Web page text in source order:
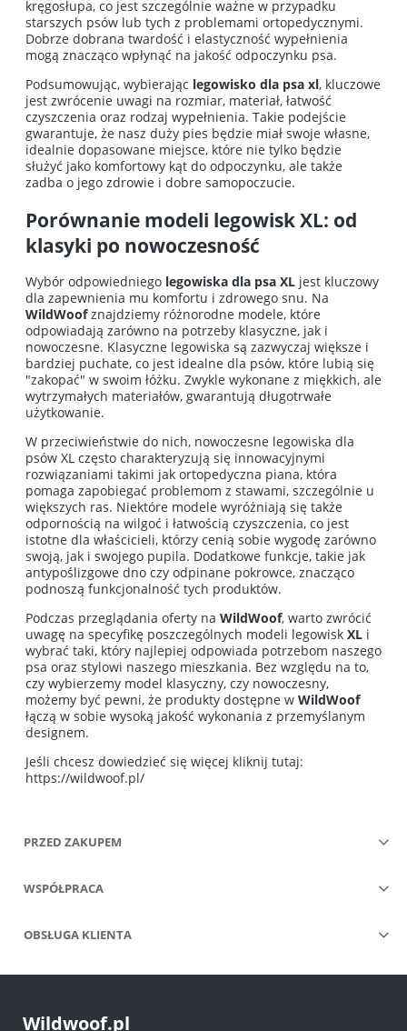
kręgosłupa, co jest szczególnie ważne w przypadku
starszych psów lub tych z problemami ortopedycznymi.
Dobrze dobrana twardość i elastyczność wypełnienia
mogą znacząco wpłynąć na jakość odpoczynku psa.
Podsumowując, wybierając legowisko dla psa xl, kluczowe
jest zwrócenie uwagi na rozmiar, materiał, łatwość
czyszczenia oraz rodzaj wypełnienia. Takie podejście
gwarantuje, że nasz duży pies będzie miał swoje własne,
idealnie dopasowane miejsce, które nie tylko będzie
służyć jako komfortowy kąt do odpoczynku, ale także
zadba o jego zdrowie i dobre samopoczucie.
Porównanie modeli legowisk XL: od
klasyki po nowoczesność
Wybór odpowiedniego legowiska dla psa XL jest kluczowy
dla zapewnienia mu komfortu i zdrowego snu. Na
WildWoofznajdziemy różnorodne modele, które
odpowiadają zarówno na potrzeby klasyczne, jak i
nowoczesne. Klasyczne legowiska są zazwyczaj większe i
bardziej puchate, co jest idealne dla psów, które lubią się
"zakopać" w swoim łóżku. Zwykle wykonane z miękkich, ale
wytrzymałych materiałów, gwarantują długotrwałe
użytkowanie.
W przeciwieństwie do nich, nowoczesne legowiska dla
psów XL często charakteryzują się innowacyjnymi
rozwiązaniami takimi jak ortopedyczna piana, która
pomaga zapobiegać problemom z stawami, szczególnie u
większych ras. Niektóre modele wyróżniają się także
odpornością na wilgoć i łatwością czyszczenia, co jest
istotne dla właścicieli, którzy cenią sobie wygodę zarówno
swoją, jak i swojego pupila. Dodatkowe funkcje, takie jak
antypoślizgowe dno czy odpinane pokrowce, znacząco
podnoszą funkcjonalność tych produktów.
Podczas przeglądania oferty na WildWoof, warto zwrócić
uwagę na specyfikę poszczególnych modeli legowisk XL i
wybrać taki, który najlepiej odpowiada potrzebom naszego
psa oraz stylowi naszego mieszkania. Bez względu na to,
czy wybierzemy model klasyczny, czy nowoczesny,
możemy być pewni, że produkty dostępne w WildWoof
łączą w sobie wysoką jakość wykonania z przemyślanym
designem.
Jeśli chcesz dowiedzieć się więcej kliknij tutaj:
https://wildwoof.pl/
PRZED ZAKUPEM
WSPÓŁPRACA
OBSŁUGA KLIENTA
Wildwoof.pl